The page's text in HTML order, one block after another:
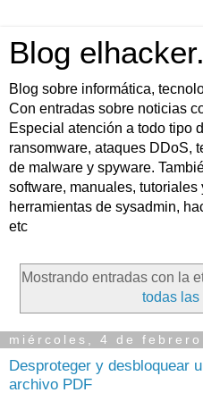
Blog
Blog sobre informática,
Con entradas sobre noticias
Especial atención a todo tipo
ransomware, ataques DDoS,
de malware y spyware.
software, manuales,
herramientas de sysadmin,
etc
Mostrando entradas con la
todas las
miércoles, 4 de febrero
Desproteger y desbloquear
archivo PDF